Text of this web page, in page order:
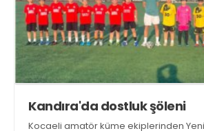
Kandıra'da dostluk şöleni
Kocaeli amatör küme ekiplerinden